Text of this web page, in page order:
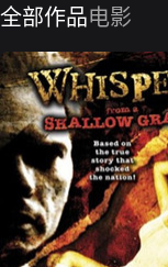
全部作品电影